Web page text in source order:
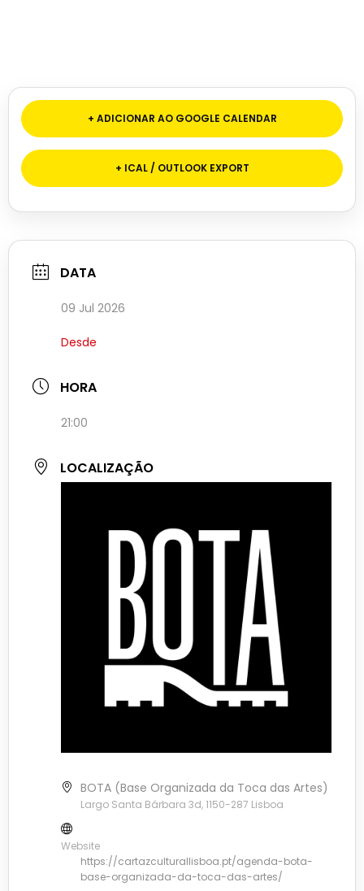
DATA
Desde
21:00
LOCALIZAÇÃO
BOTA (Base Organizada da Toca das Artes)
Largo Santa Bárbara 3d, 1150-287 Lisboa
https://cartazculturallisboa.pt/agenda-bota-
Concertos | Música